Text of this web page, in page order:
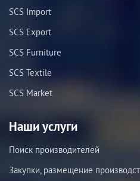
SCS Import
SCS Export
SCS Furniture
SCS Textile
SCS Market
Наши услуги
Поиск производителей
Закупки, размещение